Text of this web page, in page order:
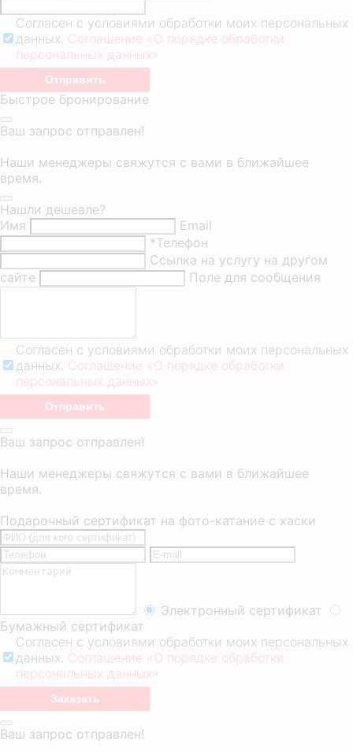
Согласен с условиями обработки моих персональных
данных. Соглашение «О порядке обработки
персональных данных»
Быстрое бронирование
Ваш запрос отправлен!
Наши менеджеры свяжутся с вами в ближайшее
время.
Нашли дешевле?
Имя
Email
*Телефон
Ссылка на услугу на другом
сайте
Поле для сообщения
Согласен с условиями обработки моих персональных
данных. Соглашение «О порядке обработки
персональных данных»
Ваш запрос отправлен!
Наши менеджеры свяжутся с вами в ближайшее
время.
Подарочный сертификат на фото-катание с хаски
Электронный сертификат
Бумажный сертификат
Согласен с условиями обработки моих персональных
данных. Соглашение «О порядке обработки
персональных данных»
Ваш запрос отправлен!